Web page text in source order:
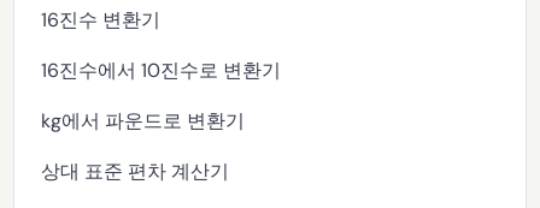
16진수 변환기
16진수에서 10진수로 변환기
kg에서 파운드로 변환기
상대 표준 편차 계산기